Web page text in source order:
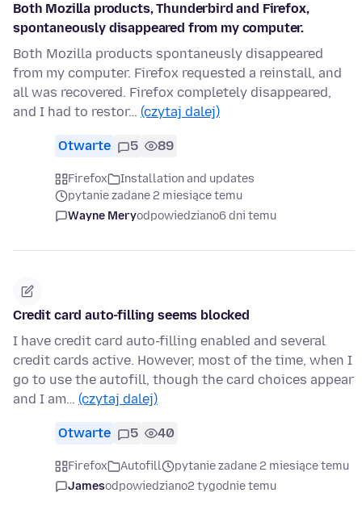
Both Mozilla products, Thunderbird and Firefox,
spontaneously disappeared from my computer.
Both Mozilla products spontaneusly disappeared
from my computer. Firefox requested a reinstall, and
all was recovered. Firefox completely disappeared,
and I had to restor… (czytaj dalej)
Otwarte 5 89
Firefox
Installation and updates
pytanie zadane 2 miesiące temu
Wayne Meryodpowiedziano6 dni temu
Credit card auto-filling seems blocked
I have credit card auto-filling enabled and several
credit cards active. However, most of the time, when I
go to use the autofill, though the card choices appear
and I am… (czytaj dalej)
Otwarte 5 40
Firefox Autofill
pytanie zadane 2 miesiące temu
Jamesodpowiedziano2 tygodnie temu